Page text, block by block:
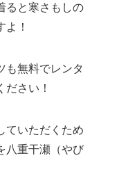
ると寒さもしの
！
も無料でレンタ
さい！
ていただくため
八重干瀬（やび